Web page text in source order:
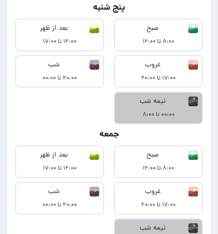
پنج شنبه
صبح
۸:۰۰ تا ۱۲:۰۰
بعد از ظهر
۱۲:۰۰ تا ۱۷:۰۰
غروب
۱۷:۰۰ تا ۲۰:۰۰
شب
۲۰:۰۰ تا ۰۰:۰۰
نیمه شب
۰۰:۰۰ تا ۸:۰۰
جمعه
صبح
۸:۰۰ تا ۱۲:۰۰
بعد از ظهر
۱۲:۰۰ تا ۱۷:۰۰
غروب
۱۷:۰۰ تا ۲۰:۰۰
شب
۲۰:۰۰ تا ۰۰:۰۰
نیمه شب